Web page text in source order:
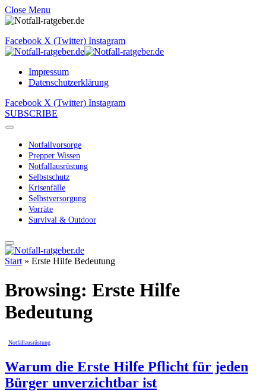
Close Menu
Facebook X (Twitter) Instagram
Impressum
Datenschutzerklärung
Facebook X (Twitter) Instagram
SUBSCRIBE
Notfallvorsorge
Prepper Wissen
Notfallausrüstung
Selbstschutz
Krisenfälle
Selbstversorgung
Vorräte
Survival & Outdoor
Start » Erste Hilfe Bedeutung
Browsing: Erste Hilfe
Bedeutung
Notfallausrüstung
Warum die Erste Hilfe Pflicht für jeden
Bürger unverzichtbar ist